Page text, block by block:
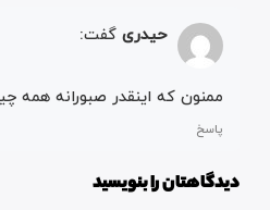
حیدری گفت:
ممنون که اینقدر صبورانه همه
پاسخ
دیدگاهتان را بنویسید